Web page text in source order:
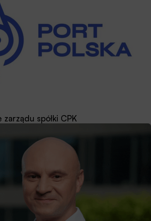
zarządu spółki CPK